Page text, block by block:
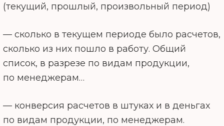
(текущий, прошлый, произвольный период)
— сколько в текущем периоде было расчетов,
сколько из них пошло в работу. Общий
список, в разрезе по видам продукции,
по менеджерам…
— конверсия расчетов в штуках и в деньгах
по видам продукции, по менеджерам.